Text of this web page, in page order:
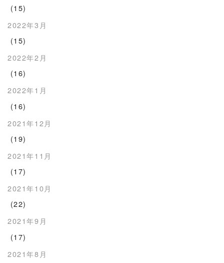
(15)
2022年3月
(15)
2022年2月
(16)
2022年1月
(16)
2021年12月
(19)
2021年11月
(17)
2021年10月
(22)
2021年9月
(17)
2021年8月